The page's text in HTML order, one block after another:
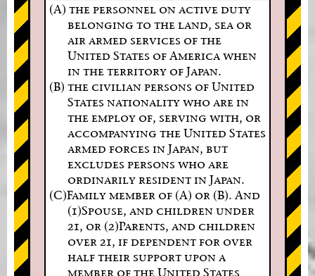
(A) the personnel on active duty
belonging to the land, sea or
air armed services of the
United States of America when
in the territory of Japan.
(B) the civilian persons of United
States nationality who are in
the employ of, serving with, or
accompanying the United States
armed forces in Japan, but
excludes persons who are
ordinarily resident in Japan.
(C)Family member of (A) or (B). And
(1)Spouse, and children under
21, or (2)Parents, and children
over 21, if dependent for over
half their support upon a
member of the United States